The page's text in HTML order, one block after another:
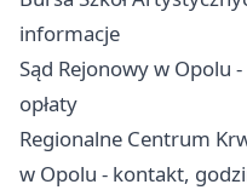
informacje
Sąd Rejonowy w Opolu
opłaty
Regionalne Centrum
w Opolu - kontakt,